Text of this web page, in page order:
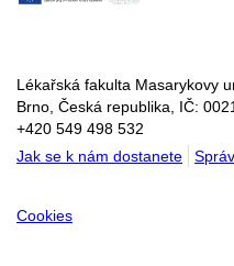
Lékařská fakulta Masarykovy
Brno, Česká republika, IČ:
+420 549 498 532
Jak se k nám dostanete
Cookies